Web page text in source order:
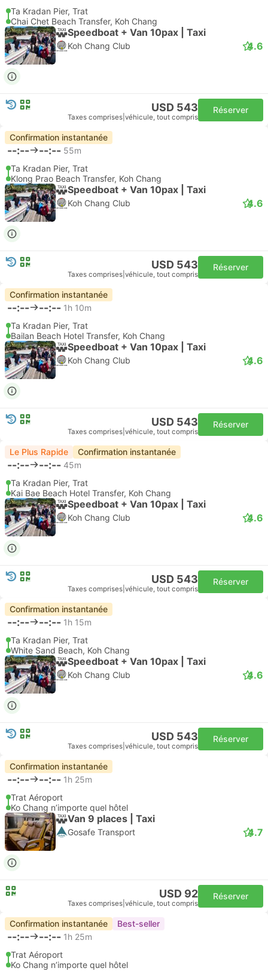
Ta Kradan Pier, Trat
Chai Chet Beach Transfer, Koh Chang
Speedboat + Van 10pax | Taxi
Koh Chang Club 4.6
USD 543
Taxes comprises véhicule, tout compris
Réserver
Confirmation instantanée
--:-- --:-- 55m
Ta Kradan Pier, Trat
Klong Prao Beach Transfer, Koh Chang
Speedboat + Van 10pax | Taxi
Koh Chang Club 4.6
USD 543
Taxes comprises véhicule, tout compris
Réserver
Confirmation instantanée
--:-- --:-- 1h 10m
Ta Kradan Pier, Trat
Bailan Beach Hotel Transfer, Koh Chang
Speedboat + Van 10pax | Taxi
Koh Chang Club 4.6
USD 543
Taxes comprises véhicule, tout compris
Réserver
Le Plus Rapide Confirmation instantanée
--:-- --:-- 45m
Ta Kradan Pier, Trat
Kai Bae Beach Hotel Transfer, Koh Chang
Speedboat + Van 10pax | Taxi
Koh Chang Club 4.6
USD 543
Taxes comprises véhicule, tout compris
Réserver
Confirmation instantanée
--:-- --:-- 1h 15m
Ta Kradan Pier, Trat
White Sand Beach, Koh Chang
Speedboat + Van 10pax | Taxi
Koh Chang Club 4.6
USD 543
Taxes comprises véhicule, tout compris
Réserver
Confirmation instantanée
--:-- --:-- 1h 25m
Trat Aéroport
Ko Chang n’importe quel hôtel
Van 9 places | Taxi
Gosafe Transport 4.7
USD 92
Taxes comprises véhicule, tout compris
Réserver
Confirmation instantanée Best-seller
--:-- --:-- 1h 25m
Trat Aéroport
Ko Chang n’importe quel hôtel